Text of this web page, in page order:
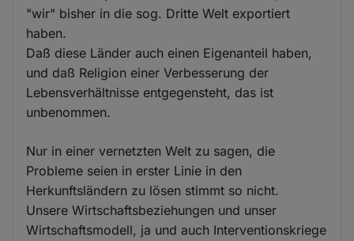
"wir" bisher in die sog. Dritte Welt exportiert
haben.
Daß diese Länder auch einen Eigenanteil haben,
und daß Religion einer Verbesserung der
Lebensverhältnisse entgegensteht, das ist
unbenommen.
Nur in einer vernetzten Welt zu sagen, die
Probleme seien in erster Linie in den
Herkunftsländern zu lösen stimmt so nicht.
Unsere Wirtschaftsbeziehungen und unser
Wirtschaftsmodell, ja und auch Interventionskriege